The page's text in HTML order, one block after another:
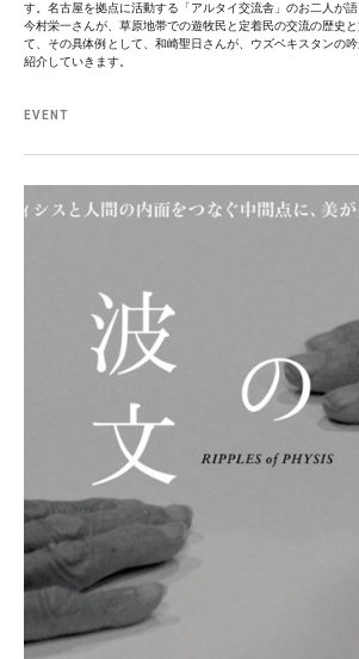
す。名古屋を拠点に活動する「アルタイ交流舎」のお二人が語
今村栄一さんが、草原地帯での遊牧民と定着民の交流の歴史
て、その具体例として、和崎聖日さんが、ウズベキスタンの吟
紹介していきます。
EVENT